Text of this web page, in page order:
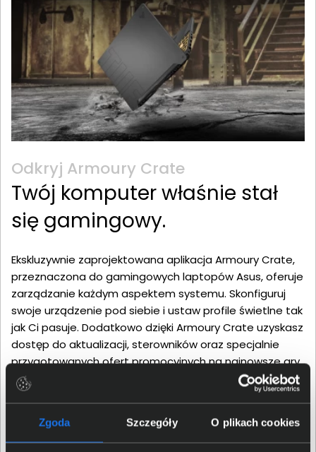
Zgoda Szczegóły O plikach cookies
Odkryj Armoury Crate
Twój komputer właśnie stał
się gamingowy.
Ekskluzywnie zaprojektowana aplikacja Armoury Crate,
przeznaczona do gamingowych laptopów Asus, oferuje
zarządzanie każdym aspektem systemu. Skonfiguruj
swoje urządzenie pod siebie i ustaw profile świetlne tak
jak Ci pasuje. Dodatkowo dzięki Armoury Crate uzyskasz
dostęp do aktualizacji, sterowników oraz specjalnie
przygotowanych ofert promocyjnych na najnowsze gry.
Aplikacja daje dostęp do wszystkiego co najważniejsze
w twojej karierze gracza, więc zainstaluj ją i stań się